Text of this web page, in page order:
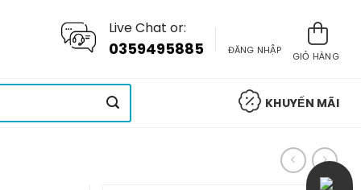
Live Chat or:
0359495885 ĐĂNG NHẬP
GIỎ HÀNG
KHUYẾN MÃI